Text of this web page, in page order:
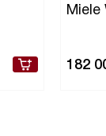
Miele
182